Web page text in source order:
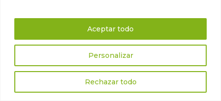
Personalizar
Rechazar todo
Aceptar todo
Zu den bemerkenswertesten
Naturpfaden Spaniens gehören:
Vía Verde de la Sierra (Andalusien):
Dieser Naturpfad folgt der alten